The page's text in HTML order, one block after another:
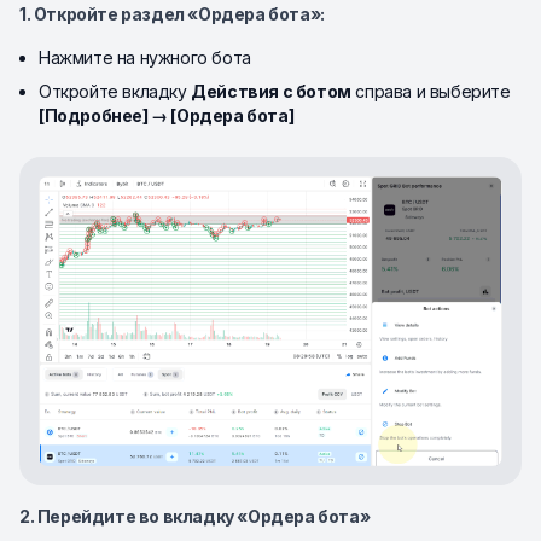
1. Откройте раздел «Ордера бота»:
Нажмите на нужного бота
Откройте вкладку Действия с ботом справа и выберите
[Подробнее] → [Ордера бота]
2. Перейдите во вкладку «Ордера бота»